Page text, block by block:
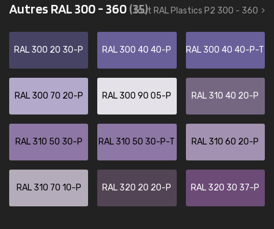
Autres RAL 300 - 360(35)
tout RAL Plastics P2 300 - 360
RAL 300 20 30-P RAL 300 40 40-P RAL 300 40 40-P-T
RAL 300 70 20-P RAL 300 90 05-P RAL 310 40 20-P
RAL 310 50 30-P RAL 310 50 30-P-T RAL 310 60 20-P
RAL 310 70 10-P RAL 320 20 20-P RAL 320 30 37-P